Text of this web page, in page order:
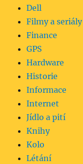
Dell
Filmy a seriály
Finance
GPS
Hardware
Historie
Informace
Internet
Jídlo a pití
Knihy
Kolo
Létání